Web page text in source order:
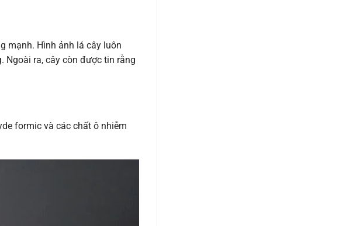
mạnh. Hình ảnh lá cây luôn
Ngoài ra, cây còn được tin rằng
formic và các chất ô nhiễm